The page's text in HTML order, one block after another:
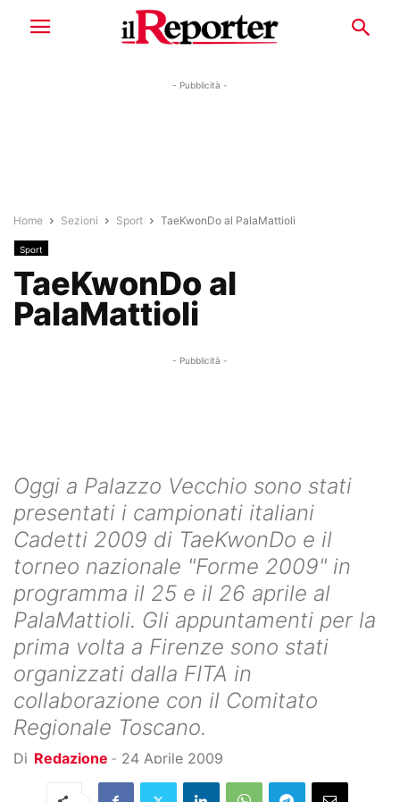
- Pubblicità -
Home Sezioni Sport TaeKwonDo al PalaMattioli
Sport
TaeKwonDo al
PalaMattioli
- Pubblicità -
Oggi a Palazzo Vecchio sono stati
presentati i campionati italiani
Cadetti 2009 di TaeKwonDo e il
torneo nazionale "Forme 2009" in
programma il 25 e il 26 aprile al
PalaMattioli. Gli appuntamenti per la
prima volta a Firenze sono stati
organizzati dalla FITA in
collaborazione con il Comitato
Regionale Toscano.
Di Redazione - 24 Aprile 2009